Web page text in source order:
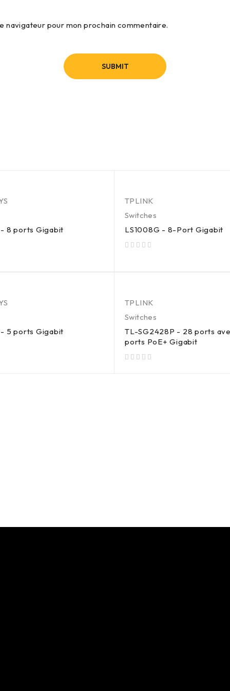
navigateur pour mon prochain commentaire.
- 8 ports Gigabit
TPLINK
Switches
LS1008G - 8-Port Gigabit
- 5 ports Gigabit
TPLINK
Switches
TL-SG2428P - 28 ports
ports PoE+ Gigabit